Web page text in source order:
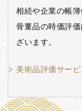
相続や企業の帳
骨董品の時価評
ざいます。
美術品評価サー